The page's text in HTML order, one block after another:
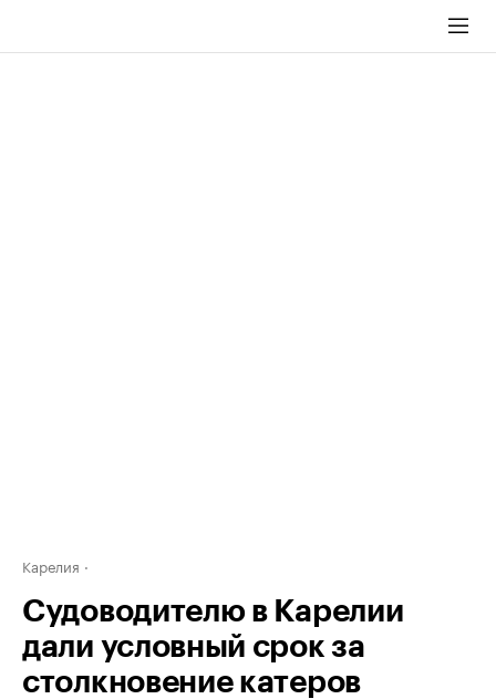
Карелия
Судоводителю в Карелии
дали условный срок за
столкновение катеров